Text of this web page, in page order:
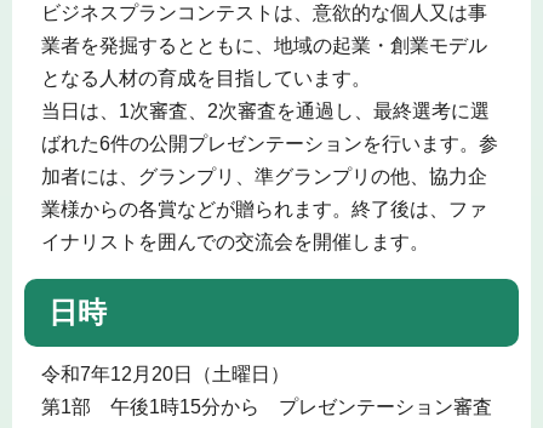
ビジネスプランコンテストは、意欲的な個人又は事
業者を発掘するとともに、地域の起業・創業モデル
となる人材の育成を目指しています。
当日は、1次審査、2次審査を通過し、最終選考に選
ばれた6件の公開プレゼンテーションを行います。参
加者には、グランプリ、準グランプリの他、協力企
業様からの各賞などが贈られます。終了後は、ファ
イナリストを囲んでの交流会を開催します。
日時
令和7年12月20日（土曜日）
第1部 午後1時15分から プレゼンテーション審査